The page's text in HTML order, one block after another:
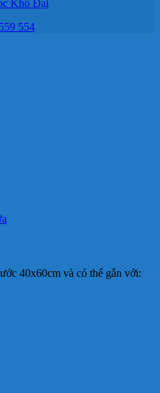
Khổ Đại
554
40x60cm và có thể gắn với: